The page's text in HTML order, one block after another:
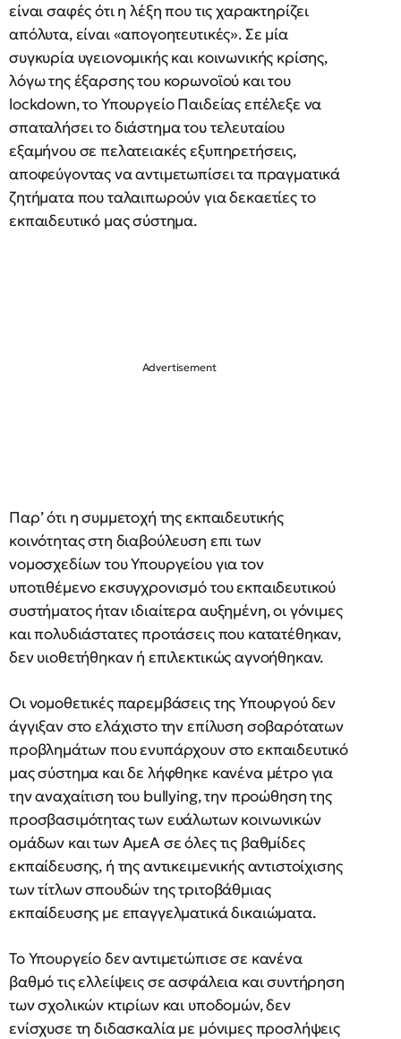
είναι σαφές ότι η λέξη που τις χαρακτηρίζει
απόλυτα, είναι «απογοητευτικές». Σε μία
συγκυρία υγειονομικής και κοινωνικής κρίσης,
λόγω της έξαρσης του κορωνοϊού και του
lockdown, το Υπουργείο Παιδείας επέλεξε να
σπαταλήσει το διάστημα του τελευταίου
εξαμήνου σε πελατειακές εξυπηρετήσεις,
αποφεύγοντας να αντιμετωπίσει τα πραγματικά
ζητήματα που ταλαιπωρούν για δεκαετίες το
εκπαιδευτικό μας σύστημα.
Παρ’ ότι η συμμετοχή της εκπαιδευτικής
κοινότητας στη διαβούλευση επι των
νομοσχεδίων του Υπουργείου για τον
υποτιθέμενο εκσυγχρονισμό του εκπαιδευτικού
συστήματος ήταν ιδιαίτερα αυξημένη, οι γόνιμες
και πολυδιάστατες προτάσεις που κατατέθηκαν,
δεν υιοθετήθηκαν ή επιλεκτικώς αγνοήθηκαν.
Οι νομοθετικές παρεμβάσεις της Υπουργού δεν
άγγιξαν στο ελάχιστο την επίλυση σοβαρότατων
προβλημάτων που ενυπάρχουν στο εκπαιδευτικό
μας σύστημα και δε λήφθηκε κανένα μέτρο για
την αναχαίτιση του bullying, την προώθηση της
προσβασιμότητας των ευάλωτων κοινωνικών
ομάδων και των ΑμεΑ σε όλες τις βαθμίδες
εκπαίδευσης, ή της αντικειμενικής αντιστοίχισης
των τίτλων σπουδών της τριτοβάθμιας
εκπαίδευσης με επαγγελματικά δικαιώματα.
Το Υπουργείο δεν αντιμετώπισε σε κανένα
βαθμό τις ελλείψεις σε ασφάλεια και συντήρηση
των σχολικών κτιρίων και υποδομών, δεν
ενίσχυσε τη διδασκαλία με μόνιμες προσλήψεις